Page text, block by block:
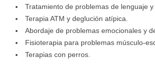
Tratamiento de problemas de lenguaje y
Terapia ATM y deglución atípica.
Abordaje de problemas emocionales y
Fisioterapia para problemas músculo-
Terapias con perros.